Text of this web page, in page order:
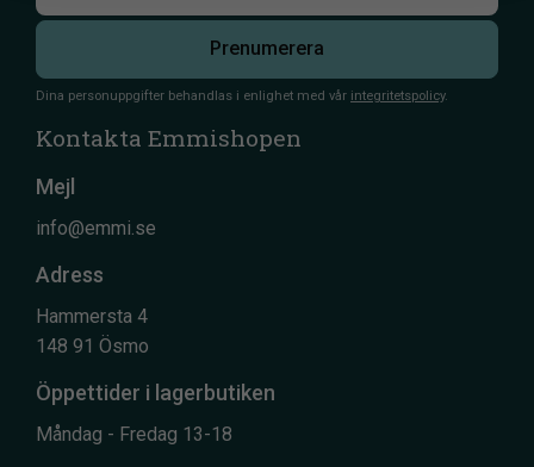
Prenumerera
Dina personuppgifter behandlas i enlighet med vår integritetspolicy.
Kontakta Emmishopen
Mejl
info@emmi.se
Adress
Hammersta 4
148 91 Ösmo
Öppettider i lagerbutiken
Måndag - Fredag 13-18